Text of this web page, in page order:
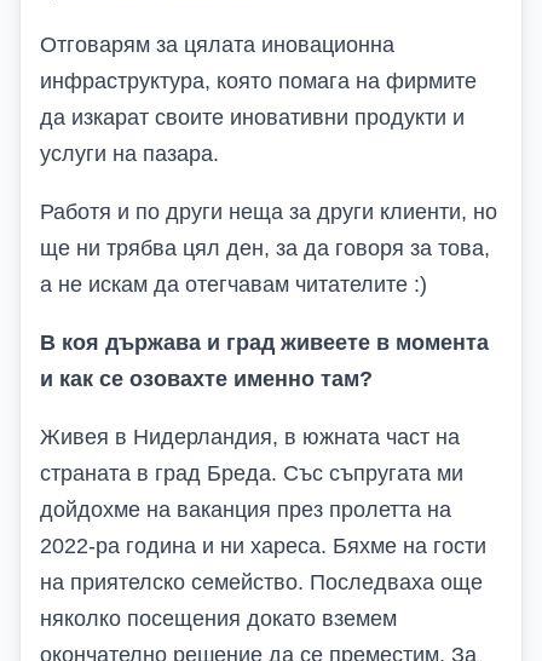
Отговарям за цялата иновационна
инфраструктура, която помага на фирмите
да изкарат своите иновативни продукти и
услуги на пазара.
Работя и по други неща за други клиенти, но
ще ни трябва цял ден, за да говоря за това,
а не искам да отегчавам читателите :)
В коя държава и град живеете в момента
и как се озовахте именно там?
Живея в Нидерландия, в южната част на
страната в град Бреда. Със съпругата ми
дойдохме на ваканция през пролетта на
2022-ра година и ни хареса. Бяхме на гости
на приятелско семейство. Последваха още
няколко посещения докато вземем
окончателно решение да се преместим. За